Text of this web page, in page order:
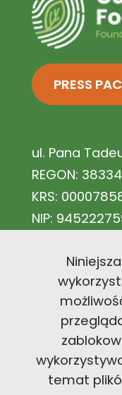
temat
PRESS
ul. Pana
REGON:
KRS:
NIP:
+48